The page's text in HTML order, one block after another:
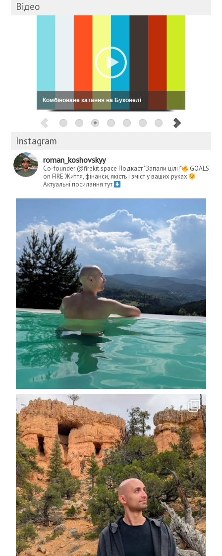
Відео
Кошовський: My Way
Instagram
roman_koshovskyy
Co-founder @firekit.space Подкаст "Запали цілі!"
GOALS
on FIRE Життя, фінанси, якість і зміст у ваших руках
Актуальні посилання тут